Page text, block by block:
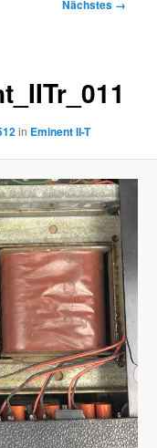
Nächstes →
in Eminent II-T